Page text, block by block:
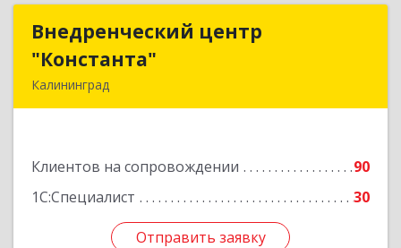
Внедренческий центр
"Константа"
Калининград
Клиентов на сопровождении
90
1С:Специалист
30
Отправить заявку
Внедренческий центр
Подробнее
Отправить заявку